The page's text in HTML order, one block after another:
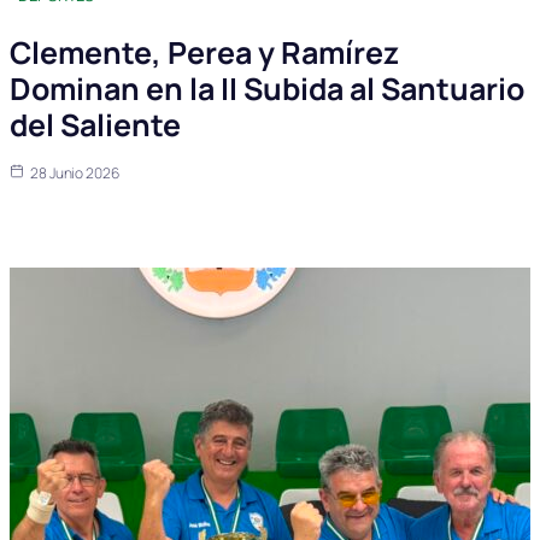
Clemente, Perea y Ramírez
Dominan en la II Subida al Santuario
del Saliente
28 Junio 2026